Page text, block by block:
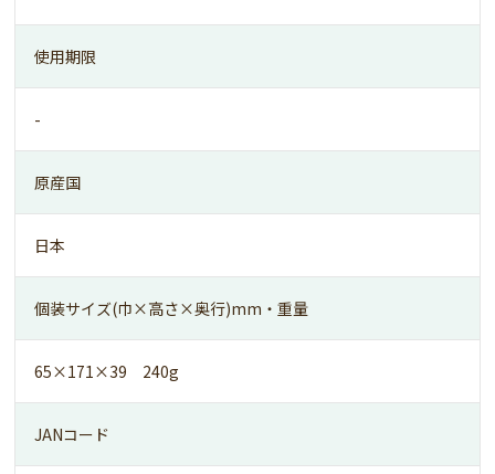
使用期限
-
原産国
日本
個装サイズ(巾×高さ×奥行)mm・重量
65×171×39 240g
JANコード